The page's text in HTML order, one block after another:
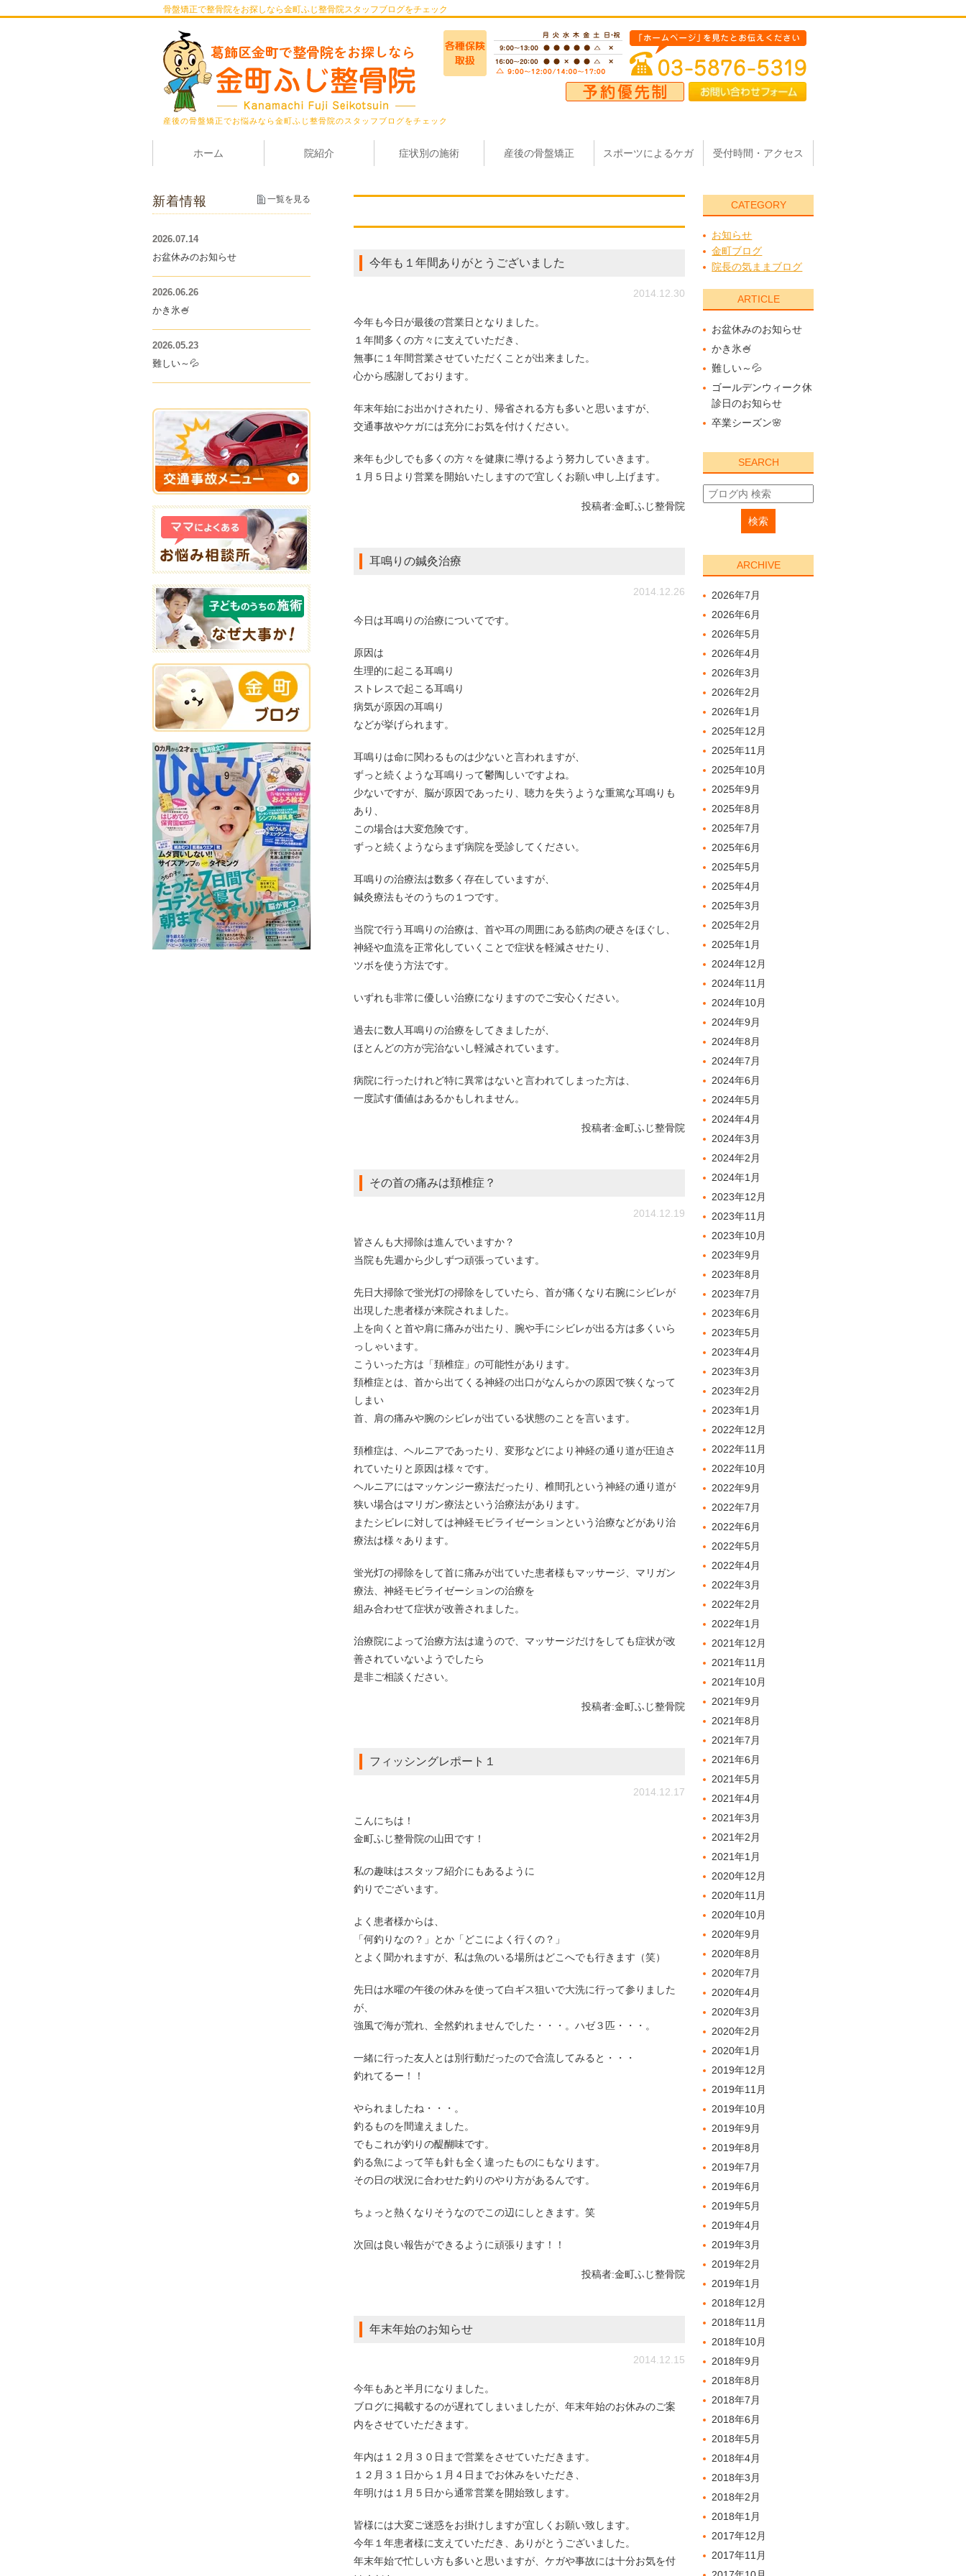
骨盤矯正で整骨院をお探しなら金町ふじ整骨院スタッフブログをチェック
産後の骨盤矯正でお悩みなら金町ふじ整骨院のスタッフブログをチェック
ホーム 院紹介 症状別の施術 産後の骨盤矯正 スポーツによるケガ 受付時間・アクセス
今年も１年間ありがとうございました
2014.12.30
今年も今日が最後の営業日となりました。
１年間多くの方々に支えていただき、
無事に１年間営業させていただくことが出来ました。
心から感謝しております。
年末年始にお出かけされたり、帰省される方も多いと思いますが、
交通事故やケガには充分にお気を付けください。
来年も少しでも多くの方々を健康に導けるよう努力していきます。
１月５日より営業を開始いたしますので宜しくお願い申し上げます。
投稿者:金町ふじ整骨院
耳鳴りの鍼灸治療
2014.12.26
今日は耳鳴りの治療についてです。
原因は
生理的に起こる耳鳴り
ストレスで起こる耳鳴り
病気が原因の耳鳴り
などが挙げられます。
耳鳴りは命に関わるものは少ないと言われますが、
ずっと続くような耳鳴りって鬱陶しいですよね。
少ないですが、脳が原因であったり、聴力を失うような重篤な耳鳴りも
あり、
この場合は大変危険です。
ずっと続くようならまず病院を受診してください。
耳鳴りの治療法は数多く存在していますが、
鍼灸療法もそのうちの１つです。
当院で行う耳鳴りの治療は、首や耳の周囲にある筋肉の硬さをほぐし、
神経や血流を正常化していくことで症状を軽減させたり、
ツボを使う方法です。
いずれも非常に優しい治療になりますのでご安心ください。
過去に数人耳鳴りの治療をしてきましたが、
ほとんどの方が完治ないし軽減されています。
病院に行ったけれど特に異常はないと言われてしまった方は、
一度試す価値はあるかもしれません。
投稿者:金町ふじ整骨院
その首の痛みは頚椎症？
2014.12.19
皆さんも大掃除は進んでいますか？
当院も先週から少しずつ頑張っています。
先日大掃除で蛍光灯の掃除をしていたら、首が痛くなり右腕にシビレが
出現した患者様が来院されました。
上を向くと首や肩に痛みが出たり、腕や手にシビレが出る方は多くいら
っしゃいます。
こういった方は「頚椎症」の可能性があります。
頚椎症とは、首から出てくる神経の出口がなんらかの原因で狭くなって
しまい
首、肩の痛みや腕のシビレが出ている状態のことを言います。
頚椎症は、ヘルニアであったり、変形などにより神経の通り道が圧迫さ
れていたりと原因は様々です。
ヘルニアにはマッケンジー療法だったり、椎間孔という神経の通り道が
狭い場合はマリガン療法という治療法があります。
またシビレに対しては神経モビライゼーションという治療などがあり治
療法は様々あります。
蛍光灯の掃除をして首に痛みが出ていた患者様もマッサージ、マリガン
療法、神経モビライゼーションの治療を
組み合わせて症状が改善されました。
治療院によって治療方法は違うので、マッサージだけをしても症状が改
善されていないようでしたら
是非ご相談ください。
投稿者:金町ふじ整骨院
フィッシングレポート１
2014.12.17
こんにちは！
金町ふじ整骨院の山田です！
私の趣味はスタッフ紹介にもあるように
釣りでございます。
よく患者様からは、
「何釣りなの？」とか「どこによく行くの？」
とよく聞かれますが、私は魚のいる場所はどこへでも行きます（笑）
先日は水曜の午後の休みを使って白ギス狙いで大洗に行って参りました
が、
強風で海が荒れ、全然釣れませんでした・・・。ハゼ３匹・・・。
一緒に行った友人とは別行動だったので合流してみると・・・
釣れてるー！！
やられましたね・・・。
釣るものを間違えました。
でもこれが釣りの醍醐味です。
釣る魚によって竿も針も全く違ったものにもなります。
その日の状況に合わせた釣りのやり方があるんです。
ちょっと熱くなりそうなのでこの辺にしときます。笑
次回は良い報告ができるように頑張ります！！
投稿者:金町ふじ整骨院
年末年始のお知らせ
2014.12.15
今年もあと半月になりました。
ブログに掲載するのが遅れてしまいましたが、年末年始のお休みのご案
内をさせていただきます。
年内は１２月３０日まで営業をさせていただきます。
１２月３１日から１月４日までお休みをいただき、
年明けは１月５日から通常営業を開始致します。
皆様には大変ご迷惑をお掛けしますが宜しくお願い致します。
今年１年患者様に支えていただき、ありがとうございました。
年末年始で忙しい方も多いと思いますが、ケガや事故には十分お気を付
CATEGORY
お知らせ
金町ブログ
院長の気ままブログ
ARTICLE
お盆休みのお知らせ
かき氷🍧
難しい～💦
ゴールデンウィーク休
診日のお知らせ
卒業シーズン🌸
SEARCH
ARCHIVE
2026年7月
2026年6月
2026年5月
2026年4月
2026年3月
2026年2月
2026年1月
2025年12月
2025年11月
2025年10月
2025年9月
2025年8月
2025年7月
2025年6月
2025年5月
2025年4月
2025年3月
2025年2月
2025年1月
2024年12月
2024年11月
2024年10月
2024年9月
2024年8月
2024年7月
2024年6月
2024年5月
2024年4月
2024年3月
2024年2月
2024年1月
2023年12月
2023年11月
2023年10月
2023年9月
2023年8月
2023年7月
2023年6月
2023年5月
2023年4月
2023年3月
2023年2月
2023年1月
2022年12月
2022年11月
2022年10月
2022年9月
2022年7月
2022年6月
2022年5月
2022年4月
2022年3月
2022年2月
2022年1月
2021年12月
2021年11月
2021年10月
2021年9月
2021年8月
2021年7月
2021年6月
2021年5月
2021年4月
2021年3月
2021年2月
2021年1月
2020年12月
2020年11月
2020年10月
2020年9月
2020年8月
2020年7月
2020年4月
2020年3月
2020年2月
2020年1月
2019年12月
2019年11月
2019年10月
2019年9月
2019年8月
2019年7月
2019年6月
2019年5月
2019年4月
2019年3月
2019年2月
2019年1月
2018年12月
2018年11月
2018年10月
2018年9月
2018年8月
2018年7月
2018年6月
2018年5月
2018年4月
2018年3月
2018年2月
2018年1月
2017年12月
2017年11月
新着情報 一覧を見る
2026.07.14
お盆休みのお知らせ
2026.06.26
かき氷🍧
2026.05.23
難しい～💦